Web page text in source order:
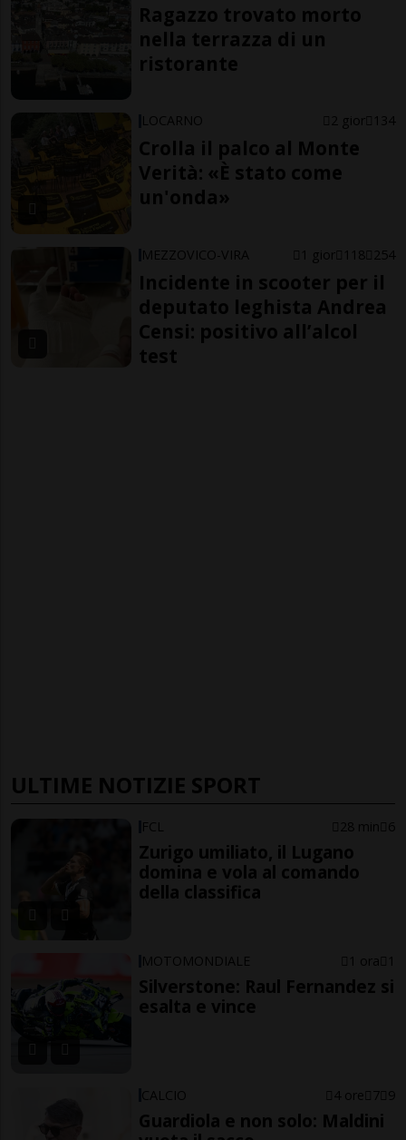
Ragazzo trovato morto
nella terrazza di un
ristorante
LOCARNO 2 gior 134
Crolla il palco al Monte
Verità: «È stato come
un'onda»
MEZZOVICO-VIRA 1 gior 118 254
Incidente in scooter per il
deputato leghista Andrea
Censi: positivo all’alcol
test
ULTIME NOTIZIE SPORT
FCL 28 min 6
Zurigo umiliato, il Lugano
domina e vola al comando
della classifica
MOTOMONDIALE 1 ora 1
Silverstone: Raul Fernandez si
esalta e vince
CALCIO 4 ore 7 9
Guardiola e non solo: Maldini